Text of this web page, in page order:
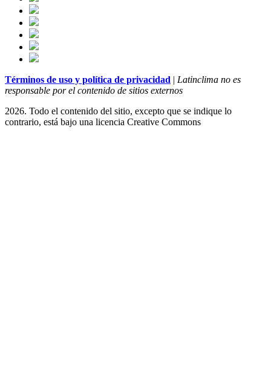
Términos de uso y política de privacidad | Latinclima no es
responsable por el contenido de sitios externos
2026. Todo el contenido del sitio, excepto que se indique lo
contrario, está bajo una licencia Creative Commons